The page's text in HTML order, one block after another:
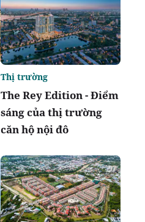
The Rey Edition - Điểm
sáng của thị trường
căn hộ nội đô
Thị trường